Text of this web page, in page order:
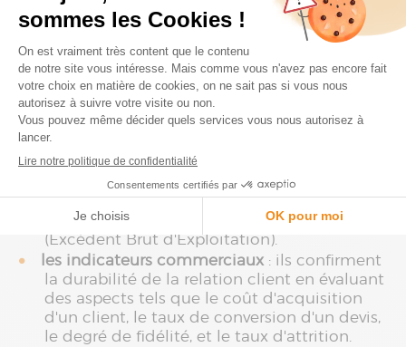
indicateurs en alignement avec ses objectifs
stratégiques.
Les 4 familles d’indicateurs fondamentaux pour
piloter la performance financière et
commerciale sont les suivants :
les indicateurs financiers
performance financière se concentrent sur la
valeur et la rentabilité de l'entreprise. Parmi
les plus fréquemment utilisés, on trouve le
chiffre d'affaires, la marge brute et l'EBE
(Excédent Brut d'Exploitation).
les indicateurs commerciaux : ils confirment
la durabilité de la relation client en évaluant
des aspects tels que le coût d'acquisition
d'un client, le taux de conversion d'un devis,
le degré de fidélité, et le taux d'attrition.